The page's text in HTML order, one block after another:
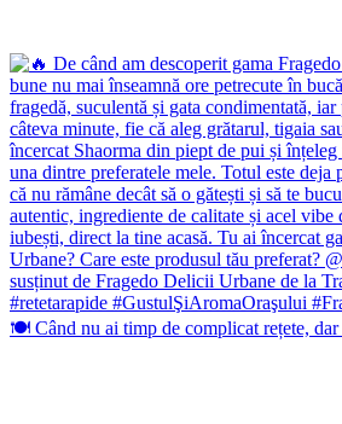
🍽️ Când nu ai timp de complicat rețete, dar